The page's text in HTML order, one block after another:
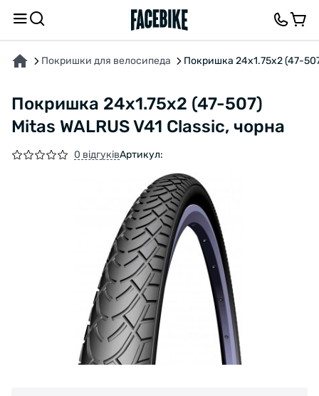
Покришки для велосипеда Покришка 24x1.75x2 (47-
Покришка 24x1.75x2 (47-507)
Mitas WALRUS V41 Classic, чорна
0 відгуківАртикул:
ПРО ТОВАР ХАРАКТЕРИСТИКИВІДГУКИ ТА ЗАПИТАННЯ